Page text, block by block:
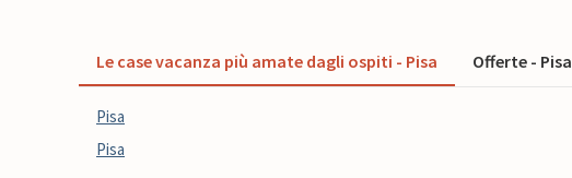
Le case vacanza più amate dagli ospiti - Pisa Offerte - Pisa
Pisa
Pisa